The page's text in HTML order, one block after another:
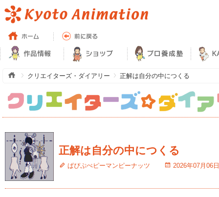
クリエイターズ・ダイアリー 正解は自分の中につくる
正解は自分の中につくる
ぱぴぷぺピーマンピーナッツ 2026年07月06日